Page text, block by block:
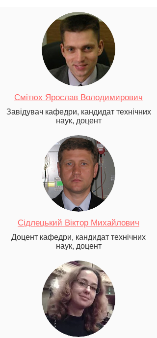
Смітюх Ярослав Володимирович
Завідувач кафедри, кандидат технічних
наук, доцент
Сідлецький Віктор Михайлович
Доцент кафедри, кандидат технічних
наук, доцент